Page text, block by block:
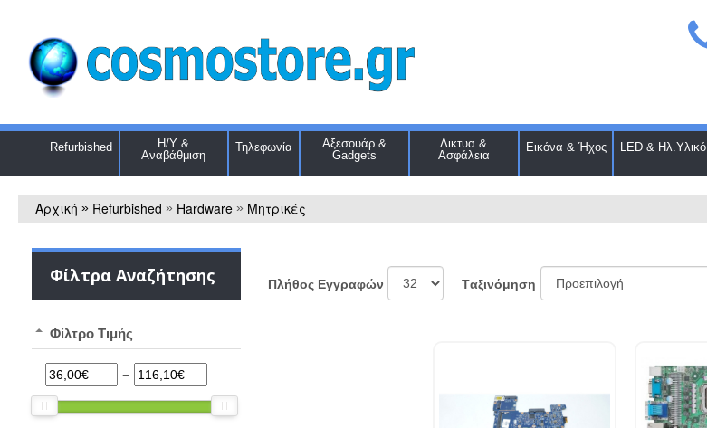
Refurbished
Η/Υ &
Αναβάθμιση
Τηλεφωνία
Αξεσουάρ &
Gadgets
Δικτυα &
Ασφάλεια
Εικόνα & Ήχος LED & Ηλ.Υλικό
Αρχική » Refurbished » Hardware » Μητρικές
Φίλτρα Αναζήτησης
Φίλτρο Τιμής
−
Πλήθος Εγγραφών Tαξινόμηση